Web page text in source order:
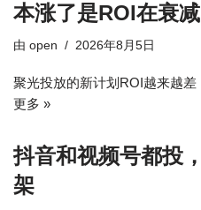
本涨了是ROI在衰减
由 open 2026年8月5日
聚光投放的新计划ROI越来越
更多 »
抖音和视频号都投
架